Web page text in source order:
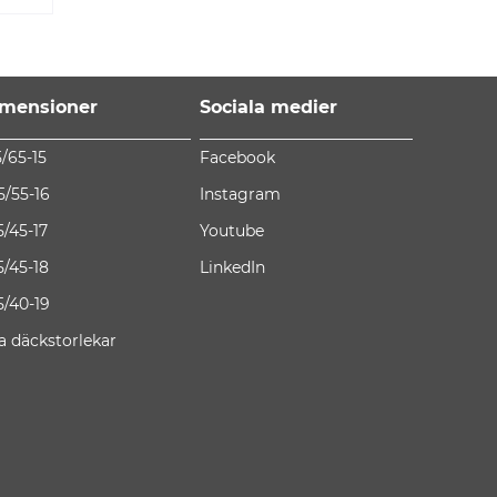
65-15
55-16
45-17
45-18
40-19
däckstorlekar
Sociala medier
Facebook
Instagram
Youtube
LinkedIn